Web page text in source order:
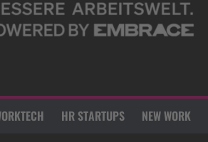
HR STARTUPS NEW WORK